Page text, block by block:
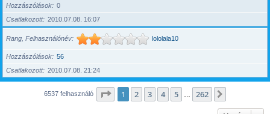
Hozzászólások
0
Csatlakozott
2010.07.08. 16:07
Rang, Felhasználónév lololala10
Hozzászólások
56
Csatlakozott
2010.07.08. 21:24
6537 felhasználó Oldal:1 262
1 2 3 4 5 262